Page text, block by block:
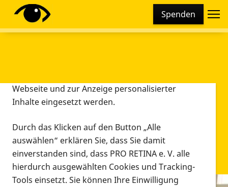
Spenden
Diese Webseite setzt verschiedene Cookies und
Tracking-Tools ein. Dies beinhaltet Cookies und
Webseite und zur Anzeige personalisierter
Inhalte eingesetzt werden.
Durch das Klicken auf den Button „Alle
auswählen“ erklären Sie, dass Sie damit
einverstanden sind, dass PRO RETINA e. V. alle
hierdurch ausgewählten Cookies und Tracking-
Tools einsetzt. Sie können Ihre Einwilligung